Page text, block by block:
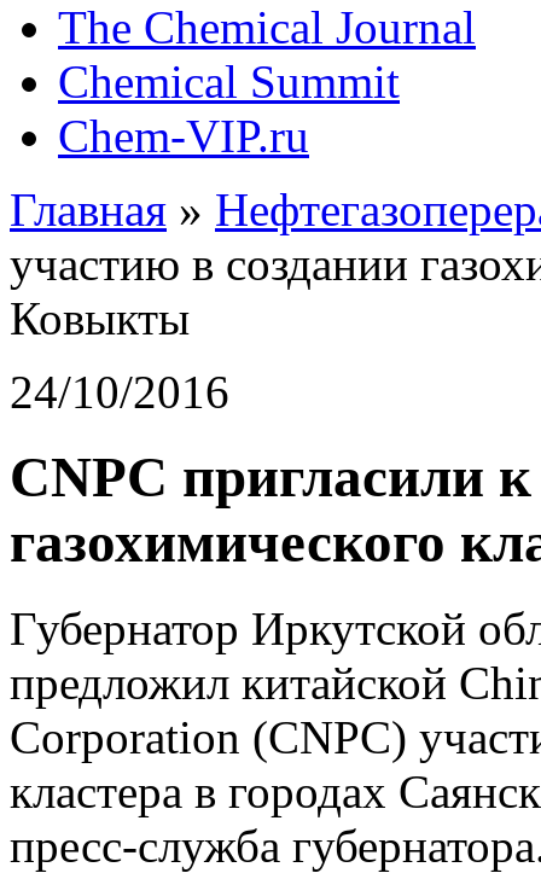
The Chemical Journal
Chemical Summit
Chem-VIP.ru
Главная »
участию в создании
Ковыкты
24/10/2016
CNPC пригласили
газохимического
Губернатор Иркутской
предложил китайской
Corporation (CNPC)
кластера в городах
пресс-служба